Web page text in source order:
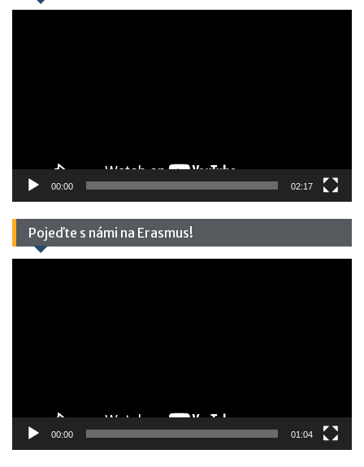
00:00 02:17
Pojeďte s námi na Erasmus!
00:00 01:04